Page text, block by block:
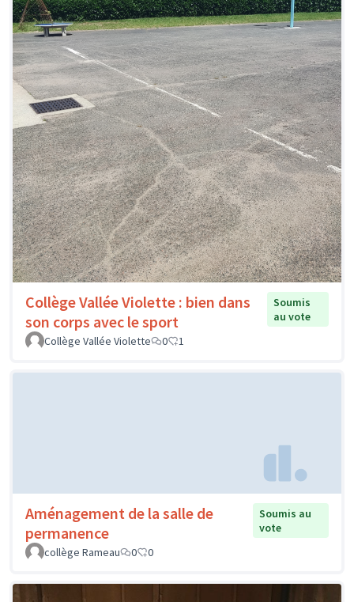
Collège Vallée Violette : bien dans
son corps avec le sport
Soumis
au vote
Collège Vallée Violette
0 1
Aménagement de la salle de
permanence
Soumis au
vote
collège Rameau
0 0